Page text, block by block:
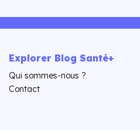
Explorer Blog Santé+
Qui sommes-nous ?
Contact